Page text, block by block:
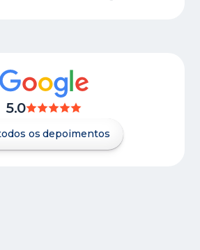
5.0
os depoimentos